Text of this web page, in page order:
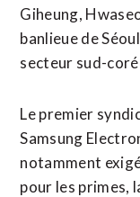
Giheung,
‌banlieue de
secteur sud-
Le premier
Samsung
notamment
pour les primes,